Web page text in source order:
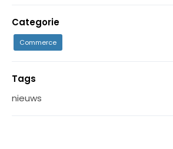
Categorie
Commerce
Tags
nieuws